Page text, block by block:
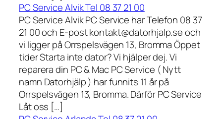
PC Service Alvik Tel 08 37 21 00
PC Service Alvik PC Service har Telefon 08 37
21 00 och E-post kontakt@datorhjalp.se och
vi ligger på Orrspelsvägen 13, Bromma Öppet
tider Starta inte dator? Vi hjälper dej. Vi
reparera din PC & Mac PC Service ( Nytt
namn Datorhjälp ) har funnits 11 år på
Orrspelsvägen 13, Bromma. Därför PC Service
Låt oss […]